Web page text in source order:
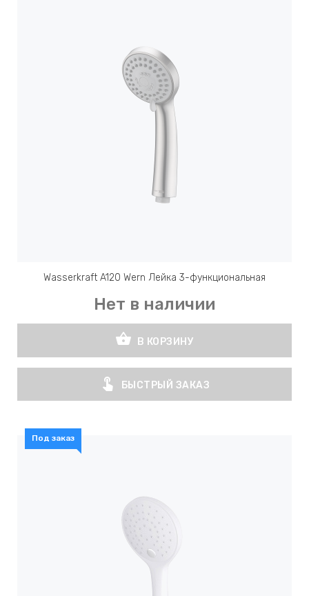
Wasserkraft A120 Wern Лейка 3-функциональная
Нет в наличии
shopping_basket В КОРЗИНУ
touch_app БЫСТРЫЙ ЗАКАЗ
Под заказ